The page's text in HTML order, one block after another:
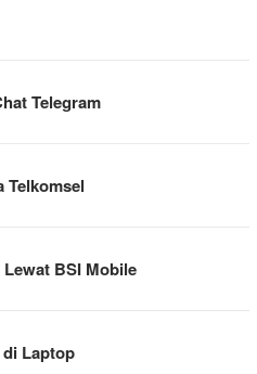
Telegram
Telkomsel
BSI Mobile
di Laptop